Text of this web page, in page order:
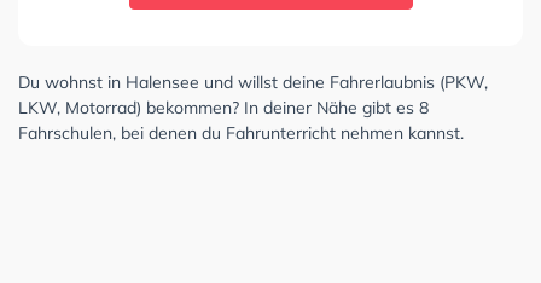
Du wohnst in Halensee und willst deine Fahrerlaubnis (PKW,
LKW, Motorrad) bekommen? In deiner Nähe gibt es 8
Fahrschulen, bei denen du Fahrunterricht nehmen kannst.